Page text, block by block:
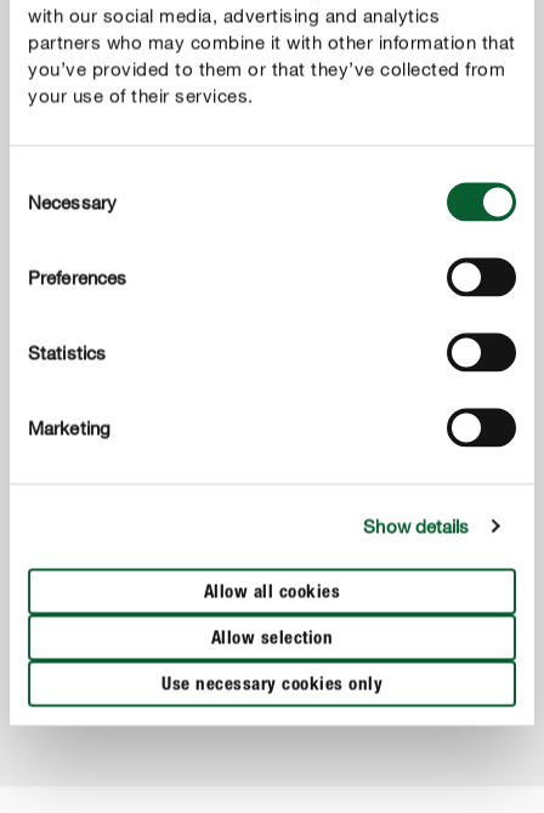
with our social media, advertising and analytics
partners who may combine it with other information that
you’ve provided to them or that they’ve collected from
your use of their services.
Selection
Necessary
Preferences
Statistics
Marketing
Show details
Allow all cookies
Allow selection
Use necessary cookies only
Як забезпечити полив рослин поки я буду у відпустці?
ПОКАЗАТИ БІЛЬШЕ